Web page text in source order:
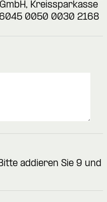
Kreissparkasse
0050 0030 2168
addieren Sie 9 und